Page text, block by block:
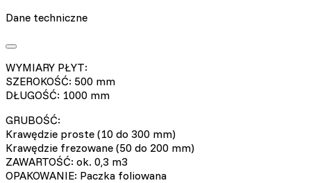
Dane techniczne
WYMIARY PŁYT:
SZEROKOŚĆ: 500 mm
DŁUGOŚĆ: 1000 mm
GRUBOŚĆ:
Krawędzie proste (10 do 300 mm)
Krawędzie frezowane (50 do 200 mm)
ZAWARTOŚĆ: ok. 0,3 m3
OPAKOWANIE: Paczka foliowana